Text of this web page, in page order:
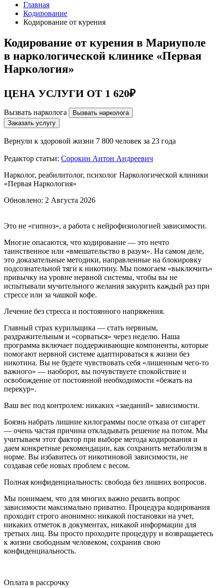
Главная
Кодирование
Кодирование от курения
Кодирование от курения в Мариуполе
в наркологической клинике «Первая
Наркология»
ЦЕНА УСЛУГИ ОТ 1 620₽
Вызвать нарколога
Вызвать нарколога
Заказать услугу
Вернули к здоровой жизни 7 800 человек за 23 года
Редактор статьи: Сорокин Антон Андреевич
Нарколог, реабилитолог, психолог Наркологической клиники
«Первая Наркология»
Обновлено: 2 Августа 2026
Это не «гипноз», а работа с нейрофизиологией зависимости.
Многие опасаются, что кодирование — это нечто
таинственное или «вмешательство в разум». На самом деле,
это доказательные методики, направленные на блокировку
подсознательной тяги к никотину. Мы помогаем «выключить»
привычку на уровне нервной системы, чтобы вы не
испытывали мучительного желания закурить каждый раз при
стрессе или за чашкой кофе.
Лечение без стресса и постоянного напряжения.
Главный страх курильщика — стать нервным,
раздражительным и «сорваться» через неделю. Наша
программа включает поддерживающие компоненты, которые
помогают нервной системе адаптироваться к жизни без
никотина. Вы не будете чувствовать себя «лишенным чего-то
важного» — наоборот, вы почувствуете спокойствие и
освобождение от постоянной необходимости «бежать на
перекур».
Ваш вес под контролем: никаких «заеданий» зависимости.
Боязнь набрать лишние килограммы после отказа от сигарет
— очень частая причина откладывать решение на потом. Мы
учитываем этот фактор при выборе метода кодирования и
даем конкретные рекомендации, как сохранить метаболизм в
норме. Вы избавитесь от никотиновой зависимости, не
создавая себе новых проблем с весом.
Полная конфиденциальность: свобода без лишних вопросов.
Мы понимаем, что для многих важно решить вопрос
зависимости максимально приватно. Процедура кодирования
проходит строго анонимно: никакой постановки на учет,
никаких отметок в документах, никакой информации для
третьих лиц. Вы просто проходите процедуру и возвращаетесь
к жизни свободным человеком, сохранив свою
конфиденциальность.
Оплата в рассрочку